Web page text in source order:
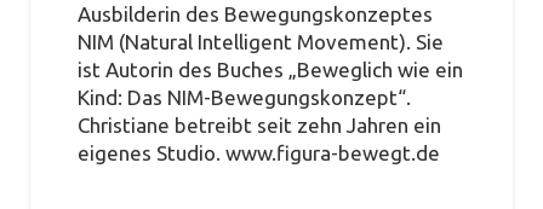
Ausbilderin des Bewegungskonzeptes
NIM (Natural Intelligent Movement). Sie
ist Autorin des Buches „Beweglich wie ein
Kind: Das NIM-Bewegungskonzept“.
Christiane betreibt seit zehn Jahren ein
eigenes Studio. www.figura-bewegt.de